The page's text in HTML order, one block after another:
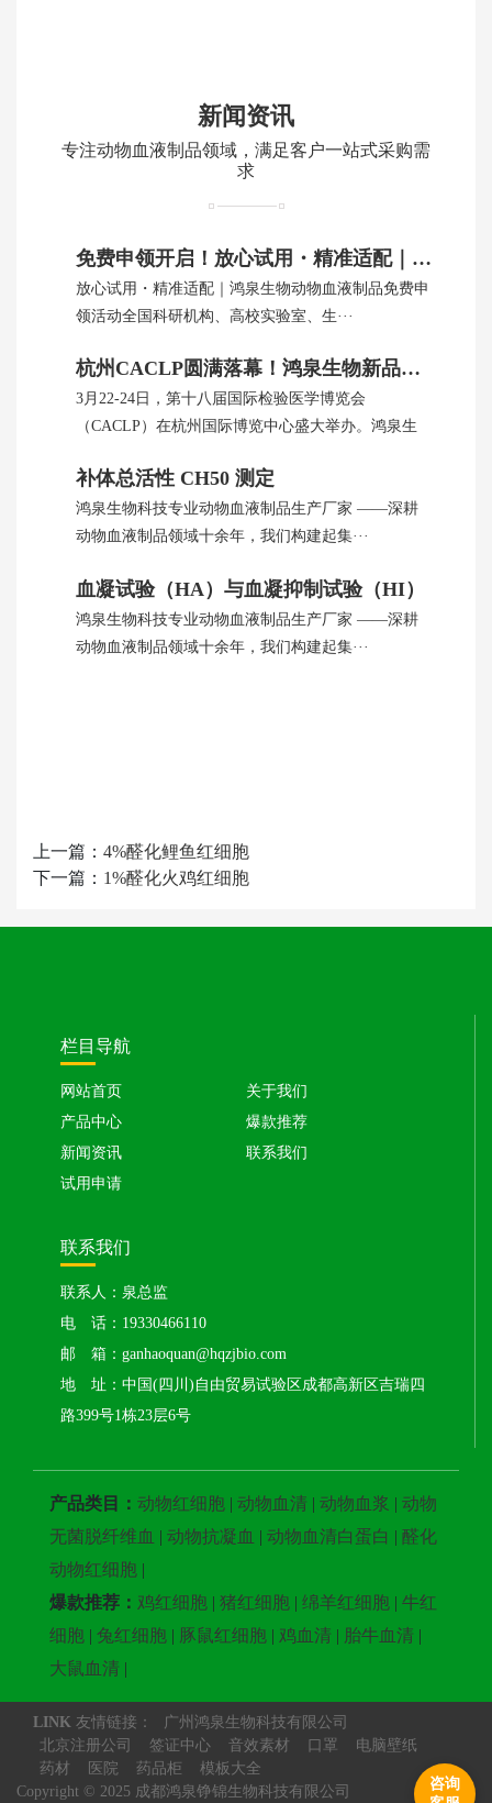
咨询
新闻资讯
专注动物血液制品领域，满足客户一站式采购需
求
免费申领开启！放心试用・精准适配｜鸿泉生物动物血制品
放心试用・精准适配｜鸿泉生物动物血液制品免费申
领活动全国科研机构、高校实验室、生···
杭州CACLP圆满落幕！鸿泉生物新品引全球瞩目
3月22-24日，第十八届国际检验医学博览会
（CACLP）在杭州国际博览中心盛大举办。鸿泉生
补体总活性 CH50 测定
鸿泉生物科技专业动物血液制品生产厂家 ——深耕
动物血液制品领域十余年，我们构建起集···
血凝试验（HA）与血凝抑制试验（HI）
鸿泉生物科技专业动物血液制品生产厂家 ——深耕
动物血液制品领域十余年，我们构建起集···
上一篇： 4%醛化鲤鱼红细胞
下一篇： 1%醛化火鸡红细胞
栏目导航
网站首页
关于我们
产品中心
爆款推荐
新闻资讯
联系我们
试用申请
联系我们
联系人：泉总监
电 话：19330466110
邮 箱：ganhaoquan@hqzjbio.com
地 址：中国(四川)自由贸易试验区成都高新区吉瑞四
路399号1栋23层6号
产品类目： 动物红细胞 | 动物血清 | 动物血浆 | 动物
无菌脱纤维血 | 动物抗凝血 | 动物血清白蛋白 | 醛化
动物红细胞 |
爆款推荐： 鸡红细胞 | 猪红细胞 | 绵羊红细胞 | 牛红
细胞 | 兔红细胞 | 豚鼠红细胞 | 鸡血清 | 胎牛血清 |
大鼠血清 |
LINK 友情链接：
广州鸿泉生物科技有限公司
北京注册公司
签证中心 音效素材 口罩
电脑壁纸
药材
医院 药品柜
模板大全
Copyright © 2025 成都鸿泉铮锦生物科技有限公司